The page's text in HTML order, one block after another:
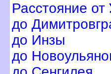
Расстояние от
до
до Инзы
до